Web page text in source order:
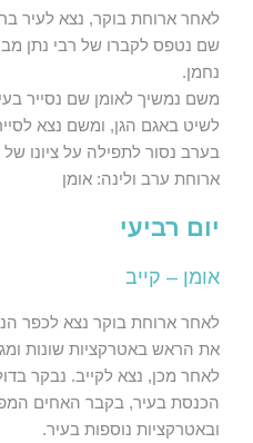
לאחר ארוחת בוקר, נצא לעיר
שם נטפס לקברו של רבי נתן
נחמן.
משם נמשיך לאומן שם נסייר
לשיט באגם הגן, ומשם נצא
בערב נסור לתפילה על ציונו של
ארוחת ערב ולינה: אומן
יום רביעי
אומן – קייב
לאחר ארוחת בוקר נצא לכפר
את הראש באטרקציות שונות
לאחר מכן, נצא לקייב. נבקר
הכנסת בעיר, בקבר האחים
ובאטרקציות נוספות בעיר.